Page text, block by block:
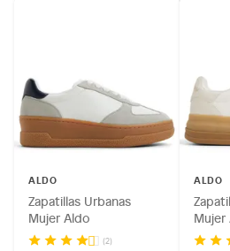
Plantas.
Productos que hayan sido
Baterías de auto.
Motocicletas y bicicletas
ALDO
Zapatillas Urbanas
Mujer Aldo
(2)
ALDO
Mujer